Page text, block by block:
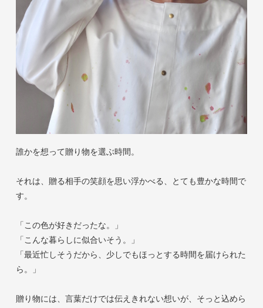
誰かを想って贈り物を選ぶ時間。
それは、贈る相手の笑顔を思い浮かべる、とても豊かな時間で
す。
「この色が好きだったな。」
「こんな暮らしに似合いそう。」
「最近忙しそうだから、少しでもほっとする時間を届けられた
ら。」
贈り物には、言葉だけでは伝えきれない想いが、そっと込めら